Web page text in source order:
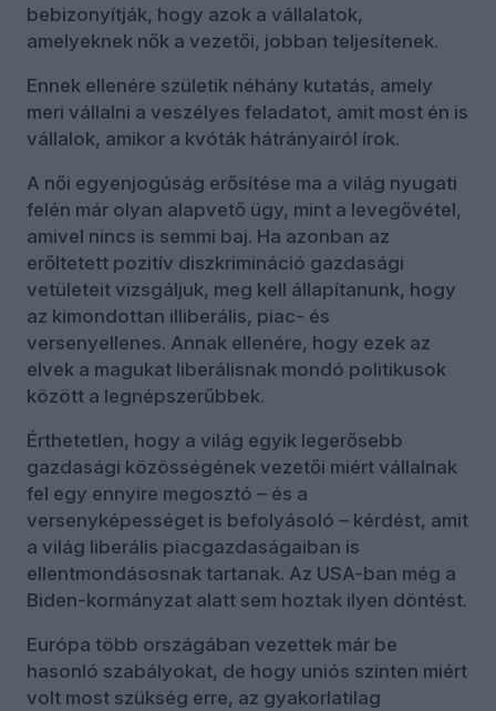
bebizonyítják, hogy azok a vállalatok,
amelyeknek nők a vezetői, jobban teljesítenek.
Ennek ellenére születik néhány kutatás, amely
meri vállalni a veszélyes feladatot, amit most én is
vállalok, amikor a kvóták hátrányairól írok.
A női egyenjogúság erősítése ma a világ nyugati
felén már olyan alapvető ügy, mint a levegővétel,
amivel nincs is semmi baj. Ha azonban az
erőltetett pozitív diszkrimináció gazdasági
vetületeit vizsgáljuk, meg kell állapítanunk, hogy
az kimondottan illiberális, piac- és
versenyellenes. Annak ellenére, hogy ezek az
elvek a magukat liberálisnak mondó politikusok
között a legnépszerűbbek.
Érthetetlen, hogy a világ egyik legerősebb
gazdasági közösségének vezetői miért vállalnak
fel egy ennyire megosztó – és a
versenyképességet is befolyásoló – kérdést, amit
a világ liberális piacgazdaságaiban is
ellentmondásosnak tartanak. Az USA-ban még a
Biden-kormányzat alatt sem hoztak ilyen döntést.
Európa több országában vezettek már be
hasonló szabályokat, de hogy uniós szinten miért
volt most szükség erre, az gyakorlatilag